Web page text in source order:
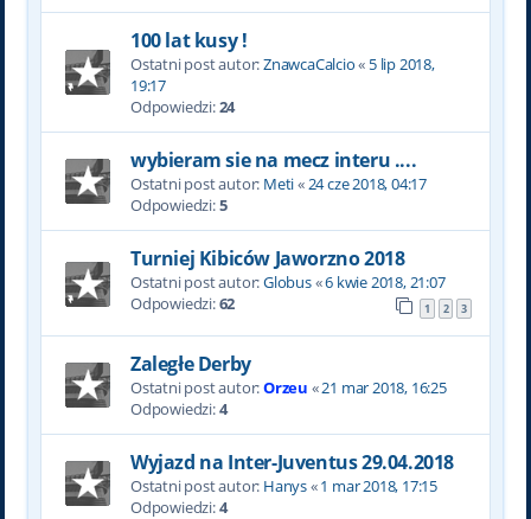
100 lat kusy !
Ostatni post autor:ZnawcaCalcio« 5 lip 2018,
19:17
Odpowiedzi:24
wybieram sie na mecz interu ....
Ostatni post autor: Meti«24 cze 2018, 04:17
Odpowiedzi:5
Turniej Kibiców Jaworzno 2018
Ostatni post autor:Globus«6 kwie 2018, 21:07
Odpowiedzi:62 1 2 3
Zaległe Derby
Ostatni post autor:Orzeu «21 mar 2018, 16:25
Odpowiedzi:4
Wyjazd na Inter-Juventus 29.04.2018
Ostatni post autor: Hanys«1 mar 2018, 17:15
Odpowiedzi:4